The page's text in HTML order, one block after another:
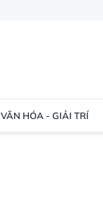
VĂN HÓA - GIẢI TRÍ